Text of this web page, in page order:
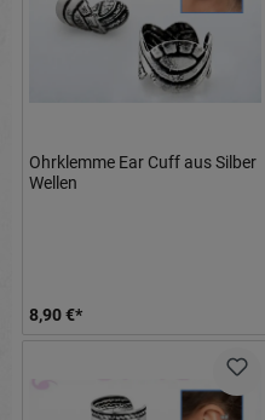
Ohrklemme Ear Cuff aus Silber
Wellen
8,90 €*